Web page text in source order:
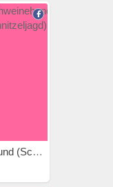
Schweinehund (Schnitzeljagd)